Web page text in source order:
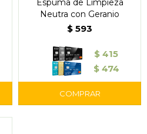
Espuma de Limpieza
Neutra con Geranio
$ 593
$ 415
$ 474